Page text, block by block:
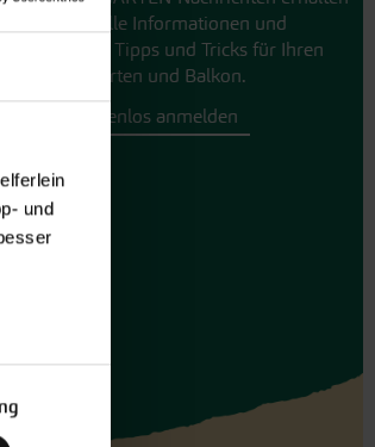
und
Sie aktuelle Informationen und
hilfreiche Tipps und Tricks für Ihren
Hobbygarten und Balkon.
Hier kostenlos anmelden